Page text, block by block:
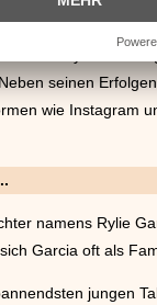
Title:
Ryan
seinen
wie Instagram
namens Rylie
Garcia oft als
jungen